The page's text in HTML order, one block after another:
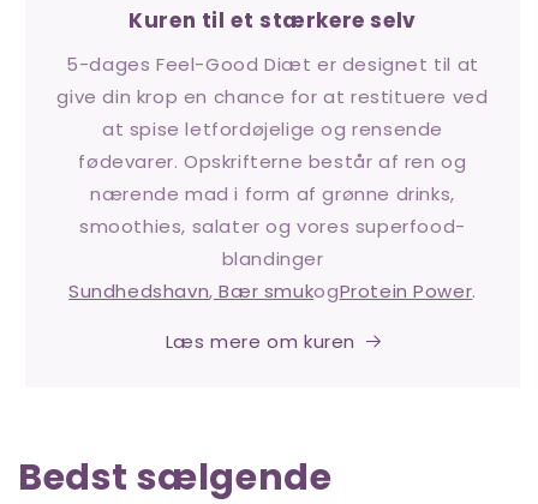
Kuren til et stærkere selv
5-dages Feel-Good Diæt er designet til at
give din krop en chance for at restituere ved
at spise letfordøjelige og rensende
fødevarer. Opskrifterne består af ren og
nærende mad i form af grønne drinks,
smoothies, salater og vores superfood-
blandinger
Sundhedshavn, Bær smukogProtein Power.
Læs mere om kuren
Bedst sælgende